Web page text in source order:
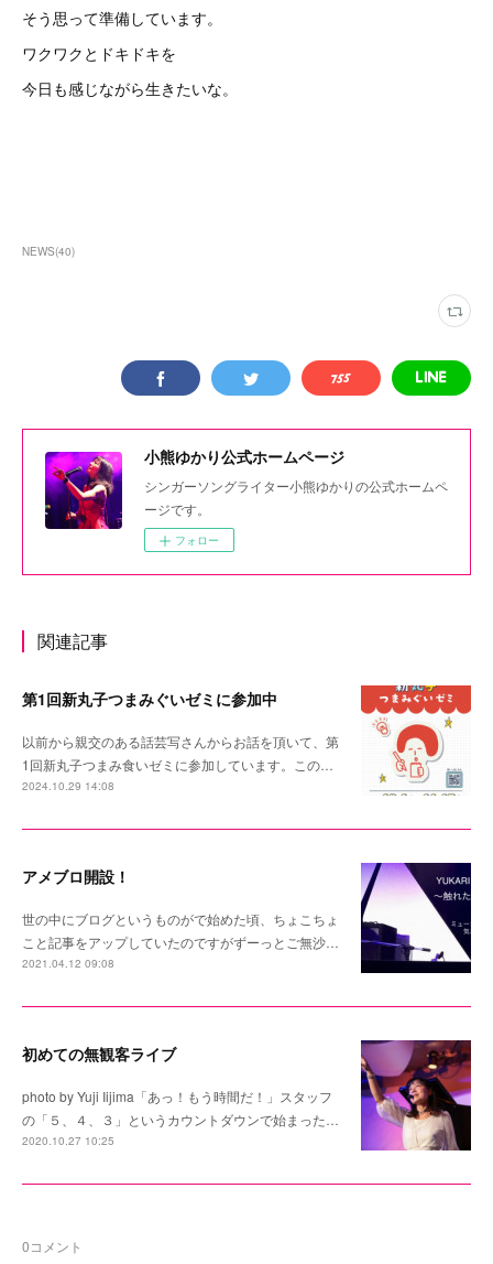
そう思って準備しています。
ワクワクとドキドキを
今日も感じながら生きたいな。
NEWS(40)
小熊ゆかり公式ホームページ
シンガーソングライター小熊ゆかりの公式ホームペ
ージです。
フォロー
関連記事
第1回新丸子つまみぐいゼミに参加中
以前から親交のある話芸写さんからお話を頂いて、第
1回新丸子つまみ食いゼミに参加しています。この…
2024.10.29 14:08
アメブロ開設！
世の中にブログというものがで始めた頃、ちょこちょ
こと記事をアップしていたのですがずーっとご無沙…
2021.04.12 09:08
初めての無観客ライブ
photo by Yuji Iijima「あっ！もう時間だ！」スタッフ
の「５、４、３」というカウントダウンで始まった…
2020.10.27 10:25
0コメント